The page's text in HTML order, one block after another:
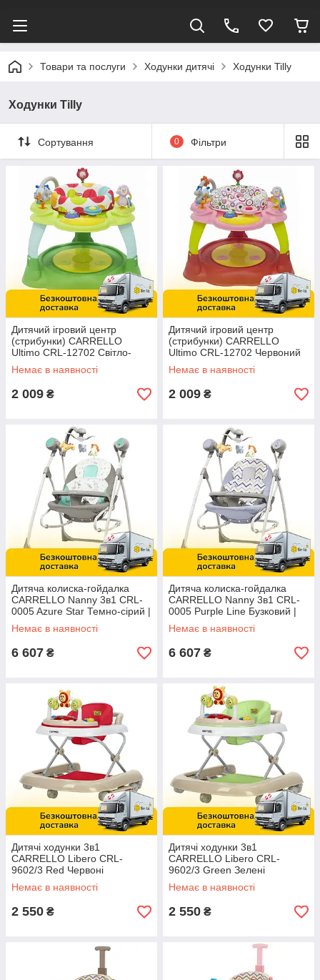
Товари та послуги Ходунки дитячі Ходунки Tilly
Ходунки Tilly
Сортування 0 Фільтри
Дитячий ігровий центр
(стрибунки) CARRELLO
Ultimo CRL-12702 Світло-
зелений (CRL-12702 Light
Green)
Немає в наявності
2 009 ₴
Дитячий ігровий центр
(стрибунки) CARRELLO
Ultimo CRL-12702 Червоний
(CRL-12702 Coral Red)
Немає в наявності
2 009 ₴
Дитяча колиска-гойдалка
CARRELLO Nanny 3в1 CRL-
0005 Azure Star Темно-сірий |
Закачуючий центр
Немає в наявності
6 607 ₴
Дитяча колиска-гойдалка
CARRELLO Nanny 3в1 CRL-
0005 Purple Line Бузковий |
Закачуючий центр
Немає в наявності
6 607 ₴
Дитячі ходунки 3в1
CARRELLO Libero CRL-
9602/3 Red Червоні
Немає в наявності
2 550 ₴
Дитячі ходунки 3в1
CARRELLO Libero CRL-
9602/3 Green Зелені
Немає в наявності
2 550 ₴